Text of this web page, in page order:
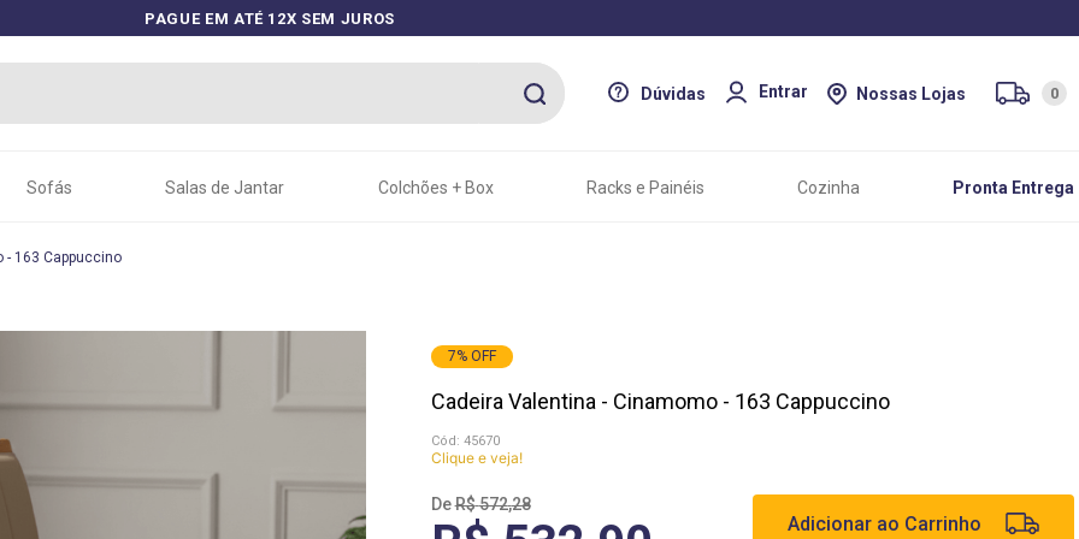
PAGUE EM ATÉ 12X SEM JUROS
Dúvidas Entrar Nossas Lojas 0
Sofás Salas de Jantar Colchões + Box Racks e Painéis Cozinha Pronta Entrega
- 163 Cappuccino
7%OFF
Cadeira Valentina - Cinamomo - 163 Cappuccino
: 45670
Clique e veja!
R$572,28
Adicionar ao Carrinho